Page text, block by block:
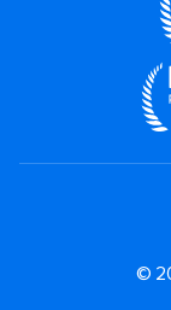
©